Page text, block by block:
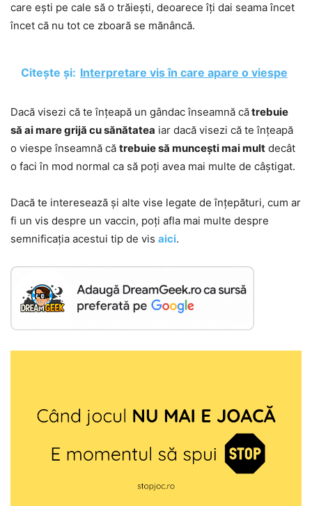
care ești pe cale să o trăiești, deoarece îți dai seama încet
încet că nu tot ce zboară se mănâncă.
Citește și: Interpretare vis în care apare o viespe
Dacă visezi că te înțeapă un gândac înseamnă cătrebuie
să ai mare grijă cu sănătatea iar dacă visezi că te înțeapă
o viespe înseamnă că trebuie să muncești mai mult decât
o faci în mod normal ca să poți avea mai multe de câștigat.
Dacă te interesează și alte vise legate de înțepături, cum ar
fi un vis despre un vaccin, poți afla mai multe despre
semnificația acestui tip de vis aici.